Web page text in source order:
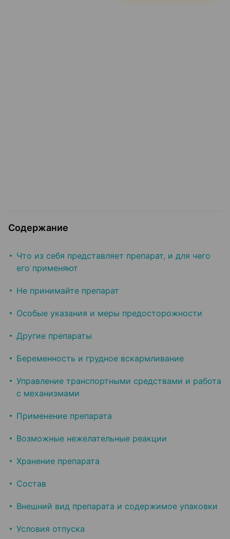
Содержание
Что из себя представляет препарат, и для чего
его применяют
Не принимайте препарат
Особые указания и меры предосторожности
Другие препараты
Беременность и грудное вскармливание
Управление транспортными средствами и работа
с механизмами
Применение препарата
Возможные нежелательные реакции
Хранение препарата
Состав
Внешний вид препарата и содержимое упаковки
Условия отпуска